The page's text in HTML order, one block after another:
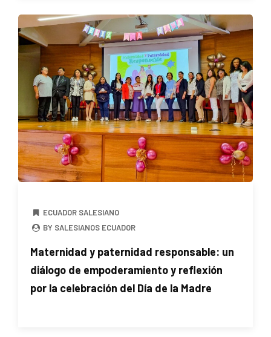
ECUADOR SALESIANO
BY SALESIANOS ECUADOR
Maternidad y paternidad responsable: un
diálogo de empoderamiento y reflexión
por la celebración del Día de la Madre